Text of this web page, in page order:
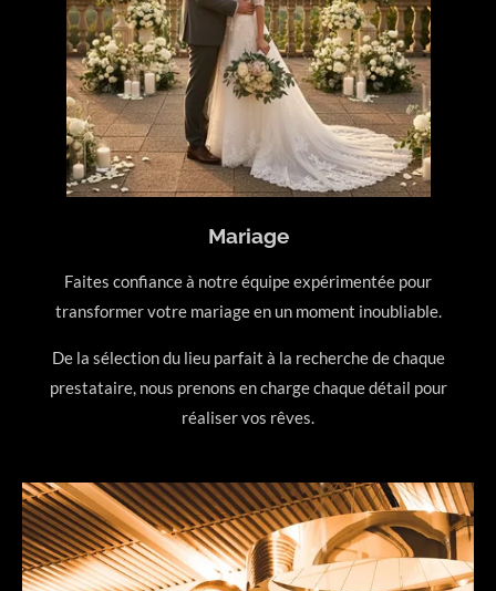
Mariage
Faites confiance à notre équipe expérimentée pour
transformer votre mariage en un moment inoubliable.
De la sélection du lieu parfait à la recherche de chaque
prestataire, nous prenons en charge chaque détail pour
réaliser vos rêves.